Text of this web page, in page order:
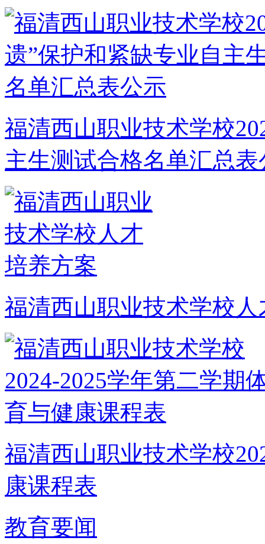
福清西山职业技术学校
主生测试合格名单汇总表
福清西山职业技术学校
福清西山职业技术学校
康课程表
教育要闻